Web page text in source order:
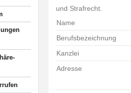
und Strafrecht.
Name
Berufsbezeichnung
Kanzlei
Adresse